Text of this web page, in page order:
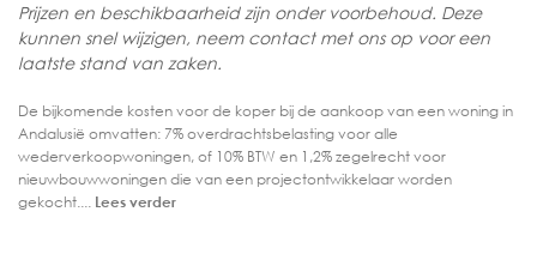
Prijzen en beschikbaarheid zijn onder voorbehoud. Deze
kunnen snel wijzigen, neem contact met ons op voor een
laatste stand van zaken.
De bijkomende kosten voor de koper bij de aankoop van een woning in
Andalusië omvatten: 7% overdrachtsbelasting voor alle
wederverkoopwoningen, of 10% BTW en 1,2% zegelrecht voor
nieuwbouwwoningen die van een projectontwikkelaar worden
gekocht.... Lees verder